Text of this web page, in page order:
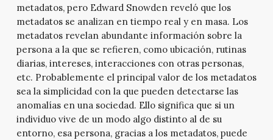
metadatos, pero Edward Snowden reveló que los
metadatos se analizan en tiempo real y en masa. Los
metadatos revelan abundante información sobre la
persona a la que se refieren, como ubicación, rutinas
diarias, intereses, interacciones con otras personas,
etc. Probablemente el principal valor de los metadatos
sea la simplicidad con la que pueden detectarse las
anomalías en una sociedad. Ello significa que si un
individuo vive de un modo algo distinto al de su
entorno, esa persona, gracias a los metadatos, puede